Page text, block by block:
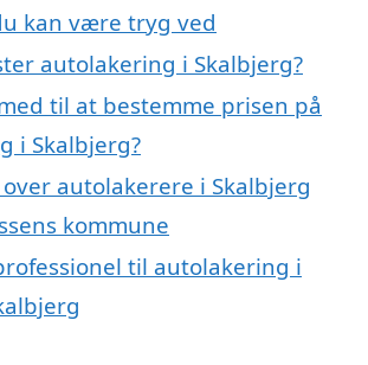
kan være tryg ved
autolakering i Skalbjerg?
til at bestemme prisen på
i Skalbjerg?
autolakerere i Skalbjerg
kommune
til autolakering i